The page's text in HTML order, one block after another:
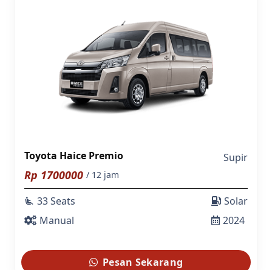
Toyota Haice Premio Supir
Rp 1700000 / 12 jam
airline_seat_recline_extra 33 Seats
Manual
Solar
2024
Pesan Sekarang